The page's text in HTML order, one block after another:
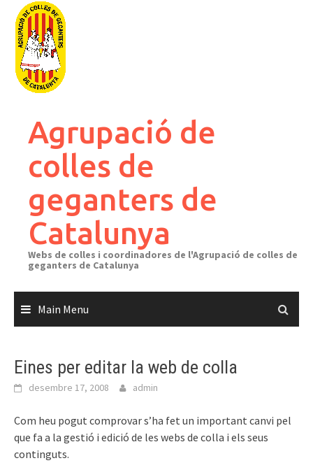
Skip
content
Agrupació de
colles de
geganters de
Catalunya
Webs de colles i coordinadores de l'Agrupació de colles de
geganters de Catalunya
Main Menu
Eines per editar la web de colla
desembre 17, 2008 admin
Com heu pogut comprovar s’ha fet un important canvi pel
que fa a la gestió i edició de les webs de colla i els seus
continguts.